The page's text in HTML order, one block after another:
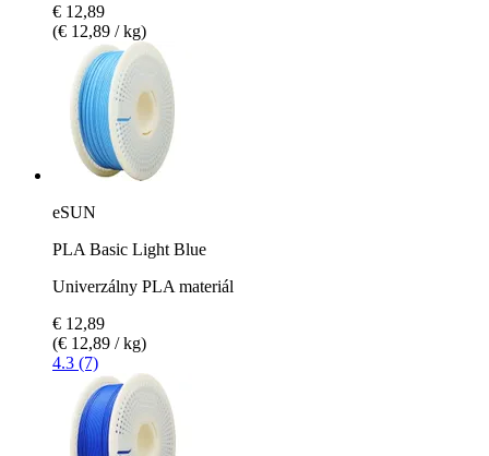
€ 12,89
(€ 12,89 / kg)
eSUN
PLA Basic Light Blue
Univerzálny PLA materiál
€ 12,89
(€ 12,89 / kg)
4.3 (7)